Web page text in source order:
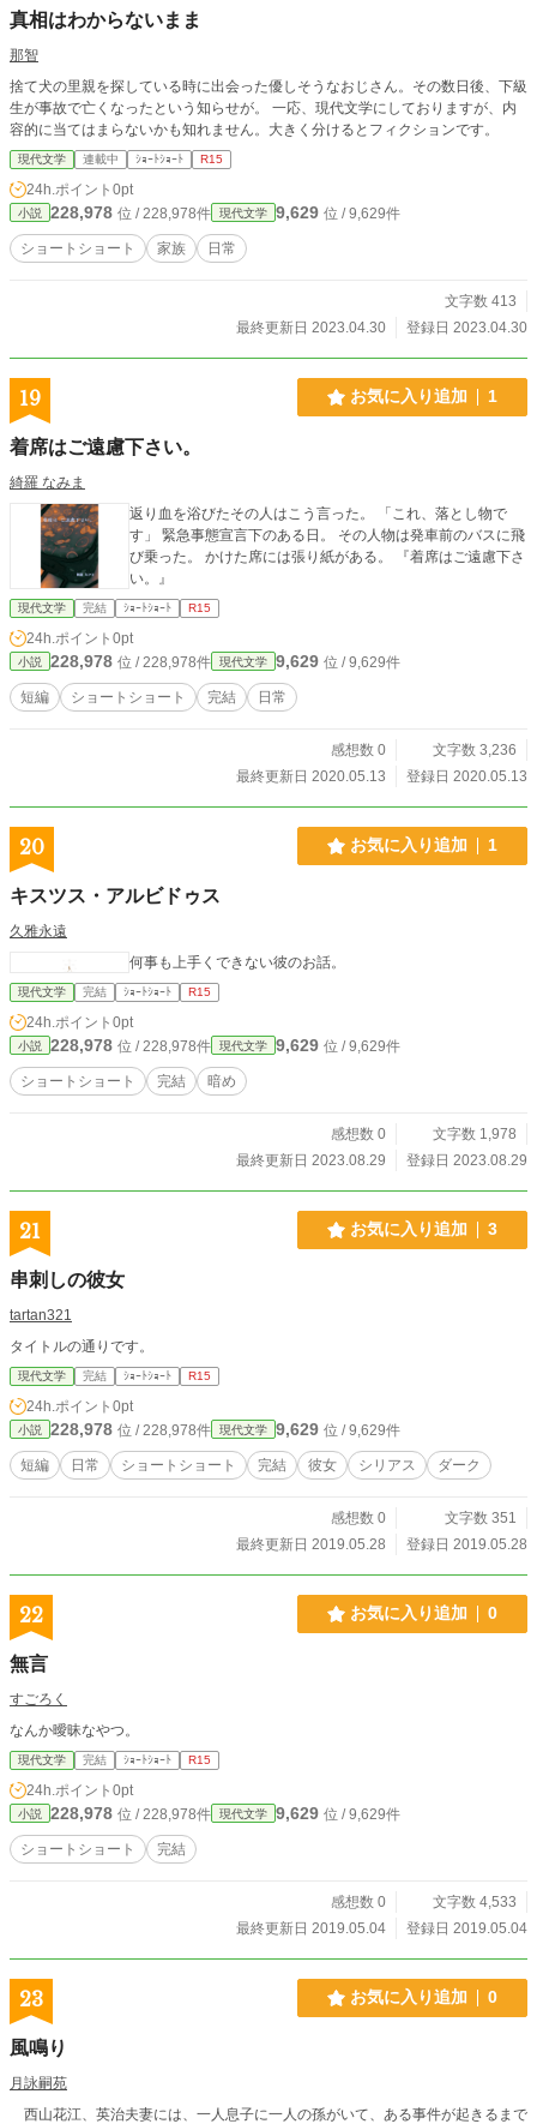
真相はわからないまま
那智
捨て犬の里親を探している時に出会った優しそうなおじさん。その数日後、下級
生が事故で亡くなったという知らせが。 一応、現代文学にしておりますが、内
容的に当てはまらないかも知れません。大きく分けるとフィクションです。
現代文学 連載中 ｼｮｰﾄｼｮｰﾄ R15
24h.ポイント 0pt
小説 228,978 位 / 228,978件 現代文学 9,629 位 / 9,629件
ショートショート 家族 日常
文字数 413
最終更新日 2023.04.30
登録日 2023.04.30
19 お気に入り追加 1
着席はご遠慮下さい。
綺羅 なみま
返り血を浴びたその人はこう言った。 「これ、落とし物で
す」 緊急事態宣言下のある日。 その人物は発車前のバスに飛
び乗った。 かけた席には張り紙がある。 『着席はご遠慮下さ
い。』
現代文学 完結 ｼｮｰﾄｼｮｰﾄ R15
24h.ポイント 0pt
小説 228,978 位 / 228,978件 現代文学 9,629 位 / 9,629件
短編 ショートショート 完結 日常
感想数 0
文字数 3,236
最終更新日 2020.05.13
登録日 2020.05.13
20 お気に入り追加 1
キスツス・アルビドゥス
久雅永遠
何事も上手くできない彼のお話。
現代文学 完結 ｼｮｰﾄｼｮｰﾄ R15
24h.ポイント 0pt
小説 228,978 位 / 228,978件 現代文学 9,629 位 / 9,629件
ショートショート 完結 暗め
感想数 0
文字数 1,978
最終更新日 2023.08.29
登録日 2023.08.29
21 お気に入り追加 3
串刺しの彼女
tartan321
タイトルの通りです。
現代文学 完結 ｼｮｰﾄｼｮｰﾄ R15
24h.ポイント 0pt
小説 228,978 位 / 228,978件 現代文学 9,629 位 / 9,629件
短編 日常 ショートショート 完結 彼女 シリアス ダーク
感想数 0
文字数 351
最終更新日 2019.05.28
登録日 2019.05.28
22 お気に入り追加 0
無言
すごろく
なんか曖昧なやつ。
現代文学 完結 ｼｮｰﾄｼｮｰﾄ R15
24h.ポイント 0pt
小説 228,978 位 / 228,978件 現代文学 9,629 位 / 9,629件
ショートショート 完結
感想数 0
文字数 4,533
最終更新日 2019.05.04
登録日 2019.05.04
23 お気に入り追加 0
風鳴り
月詠嗣苑
西山花江、英治夫妻には、一人息子に一人の孫がいて、ある事件が起きるまで